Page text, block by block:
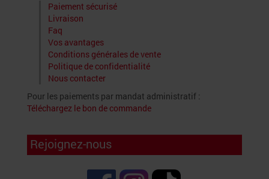
Paiement sécurisé
Livraison
Faq
Vos avantages
Conditions générales de vente
Politique de confidentialité
Nous contacter
Pour les paiements par mandat administratif :
Téléchargez le bon de commande
Rejoignez-nous